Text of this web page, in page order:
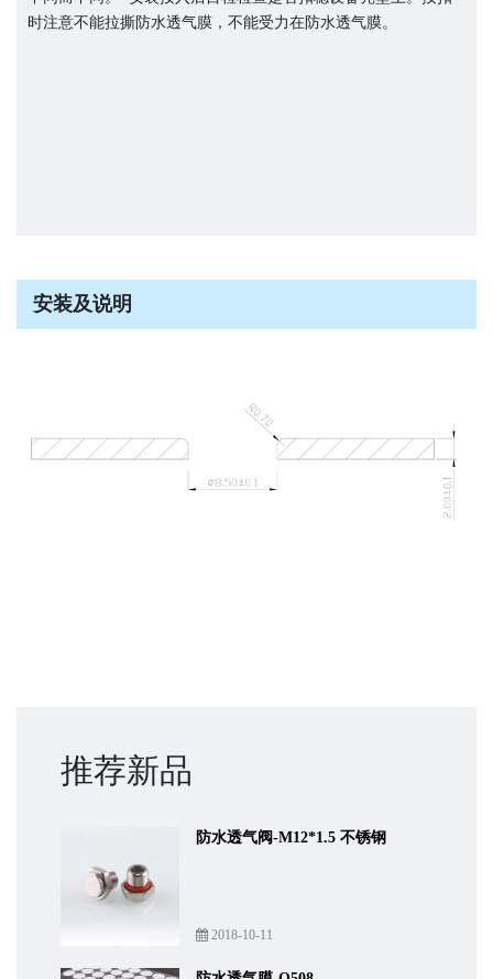
时注意不能拉撕防水透气膜，不能受力在防水透气膜。
安装及说明
推荐新品
防水透气阀-M12*1.5 不锈钢
2018-10-11